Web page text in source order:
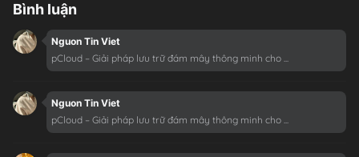
Bình luận
Nguon Tin Viet
pCloud – Giải pháp lưu trữ đám mây thông minh cho ...
Nguon Tin Viet
pCloud – Giải pháp lưu trữ đám mây thông minh cho ...